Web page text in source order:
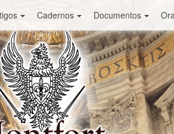
Cadernos Documentos